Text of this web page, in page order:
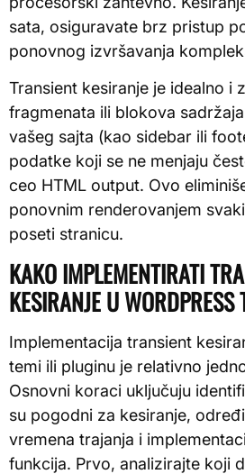
sata, osiguravate brz pristup
ponovnog izvršavanja
Transient kesiranje je idealno i
fragmenata ili blokova
vašeg sajta (kao sidebar ili
podatke koji se ne menjaju
ceo HTML output. Ovo
ponovnim renderovanjem
poseti stranicu.
KAKO IMPLEMENTIRATI
KESIRANJE U
Implementacija transient
temi ili pluginu je relativno
Osnovni koraci uključuju
su pogodni za kesiranje,
vremena trajanja i
funkcija. Prvo, analizirajte koji